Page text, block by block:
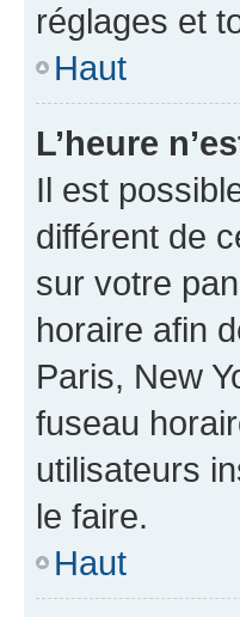
réglages et
Haut
L’heure
Il est
différent de
sur votre
horaire afin
Paris, New
fuseau
utilisateurs
le faire.
Haut